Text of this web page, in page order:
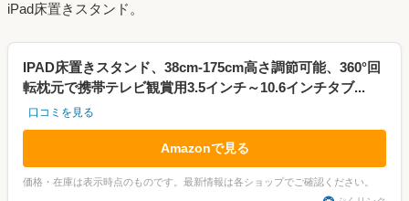
iPad床置きスタンド。
IPAD床置きスタンド、38cm-175cm高さ調節可能、360°回
転枕元で携帯テレビ観賞用3.5インチ～10.6インチタブ...
口コミを見る
Amazonで見る
価格・在庫は表示時点のものです。最新情報は各ショップでご確認ください。